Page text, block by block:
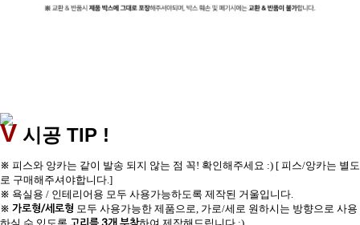
V 시공 TIP !
※ 피스와 앙카는 같이 발송 되지 않는 점 꼭! 확인해주세요 :) [ 피스/앙카는 별도
로 구매해주셔야합니다.]
※ 욕실용 / 인테리어용 모두 사용가능하도록 제작된 거울입니다.
※ 가로형/세로형 모두 사용가능한 제품으로, 가로/세로 원하시는 방향으로 사용
고리를 3개 부착